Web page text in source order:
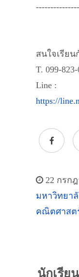
สนใจเรียน
T. 099-
Line :
https://
22 กรก
มหาวิทยา
คณิตศาสต
นักเรีย